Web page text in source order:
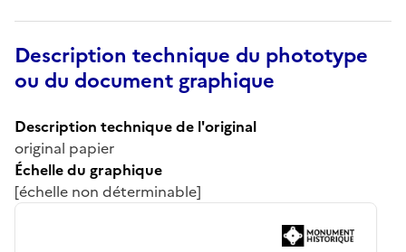
Description technique du phototype
ou du document graphique
Description technique de l'original
original papier
Échelle du graphique
[échelle non déterminable]